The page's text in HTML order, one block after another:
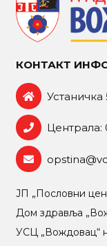
КОНТАКТ
Устаничка
Централа:
ЈП „Пословни
Дом здравља
УСЦ „Вождовац“